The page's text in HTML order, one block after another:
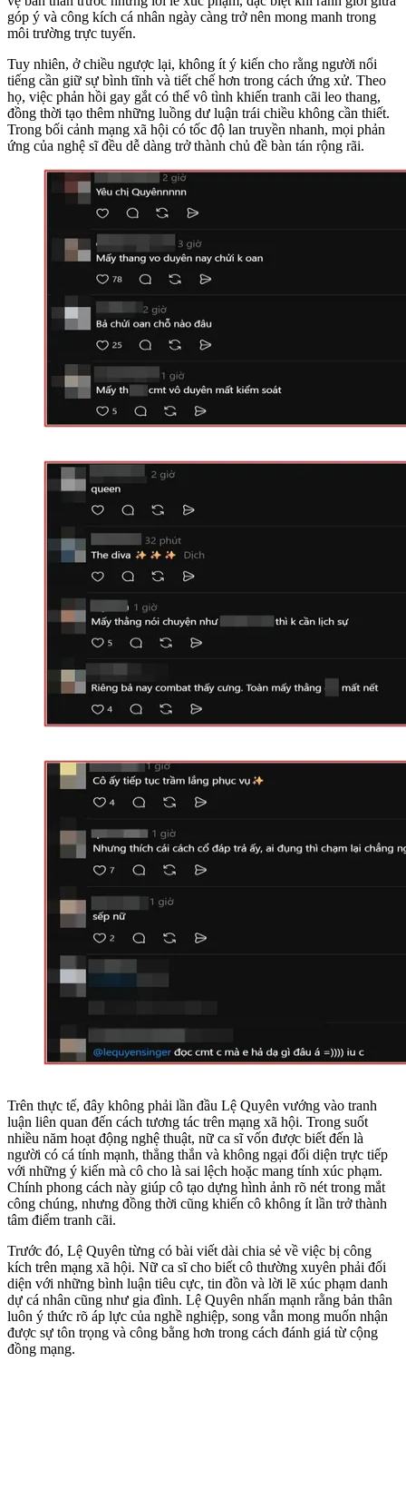
góp ý và công kích cá nhân ngày càng trở nên mong manh trong
môi trường trực tuyến.
Tuy nhiên, ở chiều ngược lại, không ít ý kiến cho rằng người nổi
tiếng cần giữ sự bình tĩnh và tiết chế hơn trong cách ứng xử. Theo
họ, việc phản hồi gay gắt có thể vô tình khiến tranh cãi leo thang,
đồng thời tạo thêm những luồng dư luận trái chiều không cần thiết.
Trong bối cảnh mạng xã hội có tốc độ lan truyền nhanh, mọi phản
ứng của nghệ sĩ đều dễ dàng trở thành chủ đề bàn tán rộng rãi.
Trên thực tế, đây không phải lần đầu Lệ Quyên vướng vào tranh
luận liên quan đến cách tương tác trên mạng xã hội. Trong suốt
nhiều năm hoạt động nghệ thuật, nữ ca sĩ vốn được biết đến là
người có cá tính mạnh, thẳng thắn và không ngại đối diện trực tiếp
với những ý kiến mà cô cho là sai lệch hoặc mang tính xúc phạm.
Chính phong cách này giúp cô tạo dựng hình ảnh rõ nét trong mắt
công chúng, nhưng đồng thời cũng khiến cô không ít lần trở thành
tâm điểm tranh cãi.
Trước đó, Lệ Quyên từng có bài viết dài chia sẻ về việc bị công
kích trên mạng xã hội. Nữ ca sĩ cho biết cô thường xuyên phải đối
diện với những bình luận tiêu cực, tin đồn và lời lẽ xúc phạm danh
dự cá nhân cũng như gia đình. Lệ Quyên nhấn mạnh rằng bản thân
luôn ý thức rõ áp lực của nghề nghiệp, song vẫn mong muốn nhận
được sự tôn trọng và công bằng hơn trong cách đánh giá từ cộng
đồng mạng.